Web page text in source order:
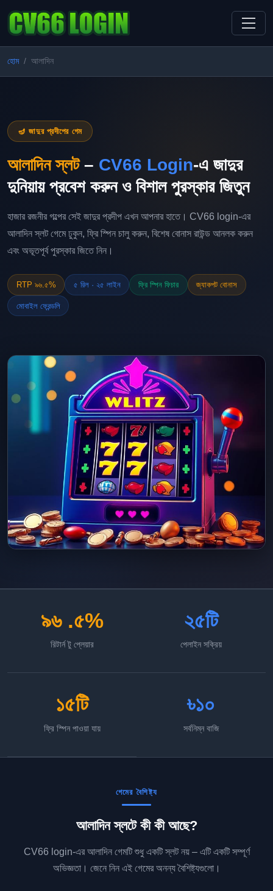
হোম আলাদিন
🪔 জাদুর প্রদীপের গেম
আলাদিন স্লট– CV66 Login-এ জাদুর
দুনিয়ায় প্রবেশ করুন ও বিশাল পুরস্কার জিতুন
হাজার রজনীর গল্পের সেই জাদুর প্রদীপ এখন আপনার হাতে। CV66 login-এর
আলাদিন স্লট গেমে ঢুকুন, ফ্রি স্পিন চালু করুন, বিশেষ বোনাস রাউন্ড আনলক করুন
এবং অভূতপূর্ব পুরস্কার জিতে নিন।
RTP ৯৬.৫% ৫ রিল · ২৫ লাইন ফ্রি স্পিন ফিচার জ্যাকপট বোনাস
মোবাইল ফ্রেন্ডলি
৯৬ .৫%
রিটার্ন টু প্লেয়ার
২৫টি
পেলাইন সক্রিয়
১৫টি
ফ্রি স্পিন পাওয়া যায়
৳১০
সর্বনিম্ন বাজি
গেমের বৈশিষ্ট্য
আলাদিন স্লটে কী কী আছে?
CV66 login-এর আলাদিন গেমটি শুধু একটি স্লট নয় – এটি একটি সম্পূর্ণ
অভিজ্ঞতা। জেনে নিন এই গেমের অনন্য বৈশিষ্ট্যগুলো।